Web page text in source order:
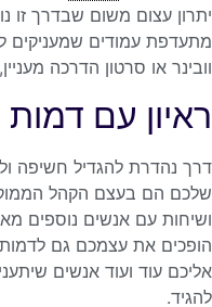
יתרון עצום משום שבדרך זו
מתעדפת עמודים שמעניקים
וובינר או סרטון הדרכה
ראיון עם
דרך נהדרת להגדיל חשיפה
שלכם הם בעצם הקהל הממוקד
ושיחות עם אנשים נוספים
הופכים את עצמכם גם לדמות
אליכם עוד ועוד אנשים
להגיד.